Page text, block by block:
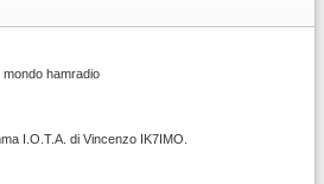
hamradio
I.O.T.A. di Vincenzo IK7IMO.